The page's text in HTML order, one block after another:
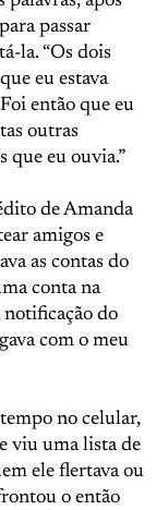
passar
la. “Os dois
eu estava
então que eu
outras
que eu ouvia.”
de Amanda
amigos e
as contas do
conta na
notificação do
com o meu
no celular,
viu uma lista de
ele flertava ou
o então